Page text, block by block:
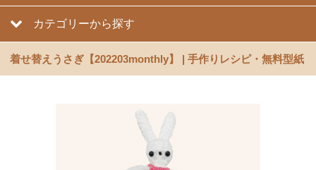
カテゴリーから探す
着せ替えうさぎ【202203monthly】 | 手作りレシピ・無料型紙